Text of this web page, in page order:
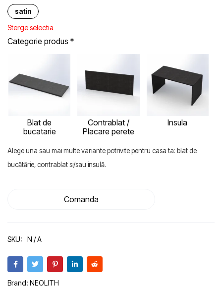
satin
Sterge selectia
Categorie produs *
Blat de
bucatarie
Contrablat /
Placare perete
Insula
Alege una sau mai multe variante potrivite pentru casa ta: blat de
bucătărie, contrablat si/sau insulă.
Comanda
SKU: N / A
Brand: NEOLITH